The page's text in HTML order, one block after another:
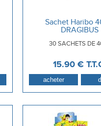
Sachet Haribo
DRAGIBUS
30 SACHETS DE
15.90 €